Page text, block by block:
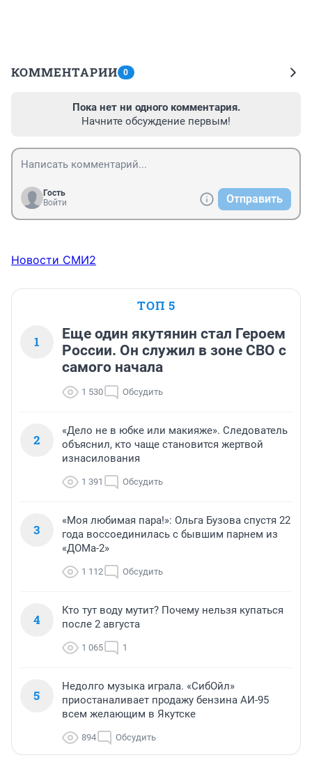
КОММЕНТАРИИ 0
Пока нет ни одного комментария.
Начните обсуждение первым!
Гость
Войти
Отправить
Новости СМИ2
ТОП 5
1
Еще один якутянин стал Героем
России. Он служил в зоне СВО с
самого начала
1 530 Обсудить
2
«Дело не в юбке или макияже». Следователь
объяснил, кто чаще становится жертвой
изнасилования
1 391 Обсудить
3
«Моя любимая пара!»: Ольга Бузова спустя 22
года воссоединилась с бывшим парнем из
«ДОМа-2»
1 112 Обсудить
4
Кто тут воду мутит? Почему нельзя купаться
после 2 августа
1 065 1
5
Недолго музыка играла. «СибОйл»
приостаналивает продажу бензина АИ-95
всем желающим в Якутске
894 Обсудить